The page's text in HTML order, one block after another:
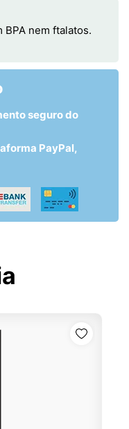
nem ftalatos.
seguro do
PayPal,